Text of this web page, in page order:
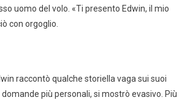
uomo del volo. «Ti presento Edwin, il mio
con orgoglio.
raccontò qualche storiella vaga sui suoi
più personali, si mostrò evasivo. Più